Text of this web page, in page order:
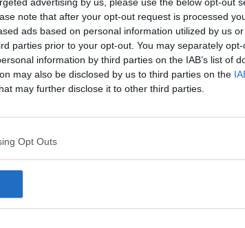
note that after your opt-out request is processed
ads based on personal information utilized by us
parties prior to your opt-out. You may separately
information by third parties on the IAB’s list of
may also be disclosed by us to third parties on the
may further disclose it to other third parties.
Opt Outs
før den bliver synlig
kommentar til denne opskrift endnu